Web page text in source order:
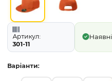
Артикул:
301-11
Варіанти: